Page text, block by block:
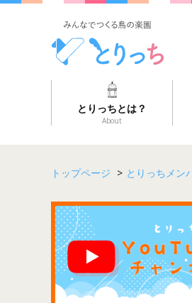
とりっちとは？
About
トップページ > とりっちメン